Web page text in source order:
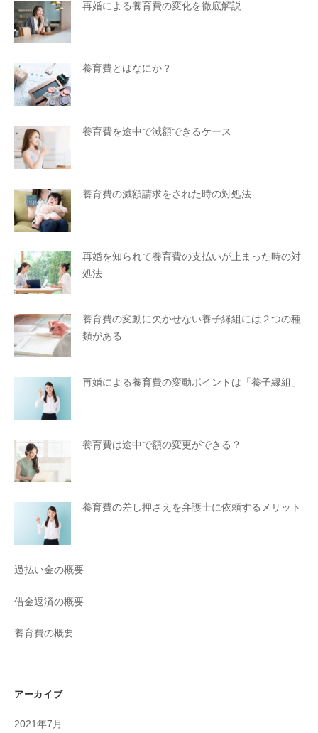
再婚による養育費の変化を徹底解説
養育費とはなにか？
養育費を途中で減額できるケース
養育費の減額請求をされた時の対処法
再婚を知られて養育費の支払いが止まった時の対
処法
養育費の変動に欠かせない養子縁組には２つの種
類がある
再婚による養育費の変動ポイントは「養子縁組」
養育費は途中で額の変更ができる？
養育費の差し押さえを弁護士に依頼するメリット
過払い金の概要
借金返済の概要
養育費の概要
アーカイブ
2021年7月